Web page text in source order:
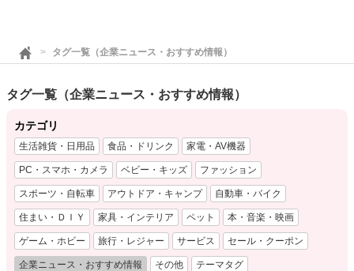
タグ一覧（企業ニュース・おすすめ情報）
タグ一覧（企業ニュース・おすすめ情報）
カテゴリ
生活雑貨・日用品 食品・ドリンク 家電・AV機器
PC・スマホ・カメラ ベビー・キッズ ファッション
スポーツ・自転車 アウトドア・キャンプ 自動車・バイク
住まい・ＤＩＹ 家具・インテリア ペット 本・音楽・映画
ゲーム・ホビー 旅行・レジャー サービス セール・クーポン
企業ニュース・おすすめ情報 その他 テーマタグ